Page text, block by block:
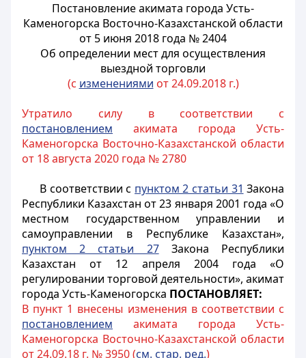
Постановление акимата города Усть-
Каменогорска Восточно-Казахстанской области
от 5 июня 2018 года № 2404
Об определении мест для осуществления
выездной торговли
(с изменениями от 24.09.2018 г.)
Утратило силу в соответствии с
постановлением акимата города Усть-
Каменогорска Восточно-Казахстанской области
от 18 августа 2020 года № 2780
В соответствии с пунктом 2 статьи 31 Закона
Республики Казахстан от 23 января 2001 года «О
местном государственном управлении и
самоуправлении в Республике Казахстан»,
пунктом 2 статьи 27Закона Республики
Казахстан от 12 апреля 2004 года «О
регулировании торговой деятельности», акимат
города Усть-Каменогорска ПОСТАНОВЛЯЕТ:
В пункт 1 внесены изменения в соответствии с
постановлением акимата города Усть-
Каменогорска Восточно-Казахстанской области
от 24.09.18 г. № 3950 (см. стар. ред.)